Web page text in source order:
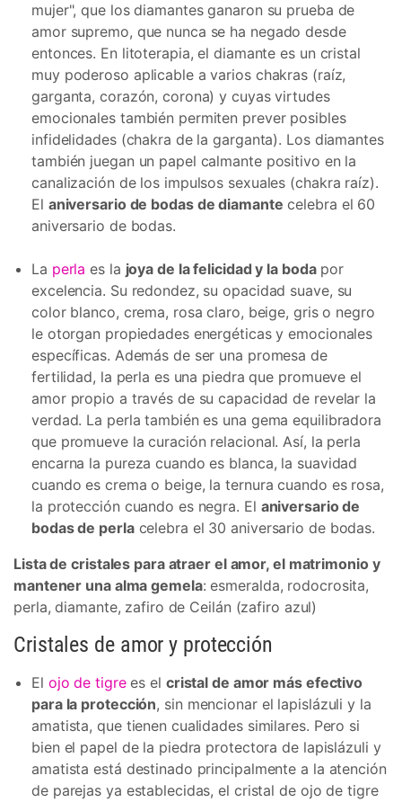
mujer", que los diamantes ganaron su prueba de
amor supremo, que nunca se ha negado desde
entonces. En litoterapia, el diamante es un cristal
muy poderoso aplicable a varios chakras (raíz,
garganta, corazón, corona) y cuyas virtudes
emocionales también permiten prever posibles
infidelidades (chakra de la garganta). Los diamantes
también juegan un papel calmante positivo en la
canalización de los impulsos sexuales (chakra raíz).
El aniversario de bodas de diamante celebra el 60
aniversario de bodas.
La perla es la joya de la felicidad y la bodapor
excelencia. Su redondez, su opacidad suave, su
color blanco, crema, rosa claro, beige, gris o negro
le otorgan propiedades energéticas y emocionales
específicas. Además de ser una promesa de
fertilidad, la perla es una piedra que promueve el
amor propio a través de su capacidad de revelar la
verdad. La perla también es una gema equilibradora
que promueve la curación relacional. Así, la perla
encarna la pureza cuando es blanca, la suavidad
cuando es crema o beige, la ternura cuando es rosa,
la protección cuando es negra. El aniversario de
bodas de perlacelebra el 30 aniversario de bodas.
Lista de cristales para atraer el amor, el matrimonio y
mantener una alma gemela: esmeralda, rodocrosita,
perla, diamante, zafiro de Ceilán (zafiro azul)
Cristales de amor y protección
El ojo de tigrees el cristal de amor más efectivo
para la protección, sin mencionar el lapislázuli y la
amatista, que tienen cualidades similares. Pero si
bien el papel de la piedra protectora de lapislázuli y
amatista está destinado principalmente a la atención
de parejas ya establecidas, el cristal de ojo de tigre